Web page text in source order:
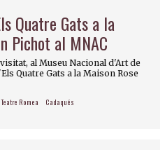
Quatre Gats a la
Pichot al MNAC
al Museu Nacional d'Art de
Quatre Gats a la Maison Rose
Teatre Romea
Cadaqués